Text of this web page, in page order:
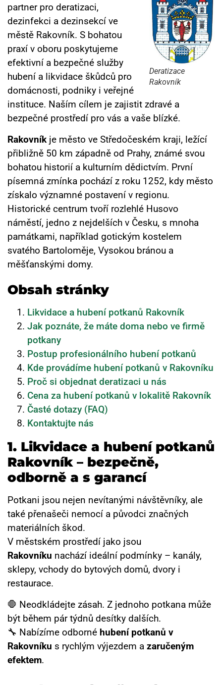
Deratizace
Rakovník
partner pro deratizaci,
dezinfekci a dezinsekcí ve
městě Rakovník. S bohatou
praxí v oboru poskytujeme
efektivní a bezpečné služby
hubení a likvidace škůdců pro
domácnosti, podniky i veřejné
instituce. Naším cílem je zajistit zdravé a
bezpečné prostředí pro vás a vaše blízké.
Rakovník je město ve Středočeském kraji, ležící
přibližně 50 km západně od Prahy, známé svou
bohatou historií a kulturním dědictvím. První
písemná zmínka pochází z roku 1252, kdy město
získalo významné postavení v regionu.
Historické centrum tvoří rozlehlé Husovo
náměstí, jedno z nejdelších v Česku, s mnoha
památkami, například gotickým kostelem
svatého Bartoloměje, Vysokou bránou a
měšťanskými domy.
Obsah stránky
Likvidace a hubení potkanů Rakovník
Jak poznáte, že máte doma nebo ve firmě
potkany
Postup profesionálního hubení potkanů
Kde provádíme hubení potkanů v Rakovníku
Proč si objednat deratizaci u nás
Cena za hubení potkanů v lokalitě Rakovník
Časté dotazy (FAQ)
Kontaktujte nás
1. Likvidace a hubení potkanů
Rakovník – bezpečně,
odborně a s garancí
Potkani jsou nejen nevítanými návštěvníky, ale
také přenašeči nemocí a původci značných
materiálních škod.
V městském prostředí jako jsou
Rakovníku nachází ideální podmínky – kanály,
sklepy, vchody do bytových domů, dvory i
restaurace.
🛑 Neodkládejte zásah. Z jednoho potkana může
být během pár týdnů desítky dalších.
🔧 Nabízíme odborné hubení potkanů v
Rakovníku s rychlým výjezdem a zaručeným
efektem.